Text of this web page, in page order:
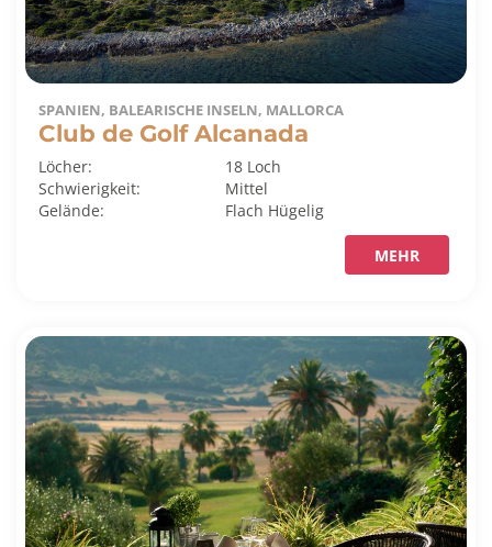
SPANIEN, BALEARISCHE INSELN, MALLORCA
Club de Golf Alcanada
Löcher:
18 Loch
Schwierigkeit:
Mittel
Gelände:
Flach Hügelig
MEHR